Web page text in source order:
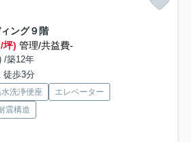
ング９階
坪) 管理/共益費-
/築12年
徒歩3分
洗浄便座
エレベーター
震構造